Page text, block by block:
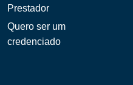
Prestador
Quero ser um
credenciado